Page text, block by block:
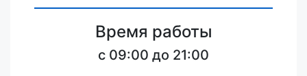
Время работы
c 09:00 до 21:00